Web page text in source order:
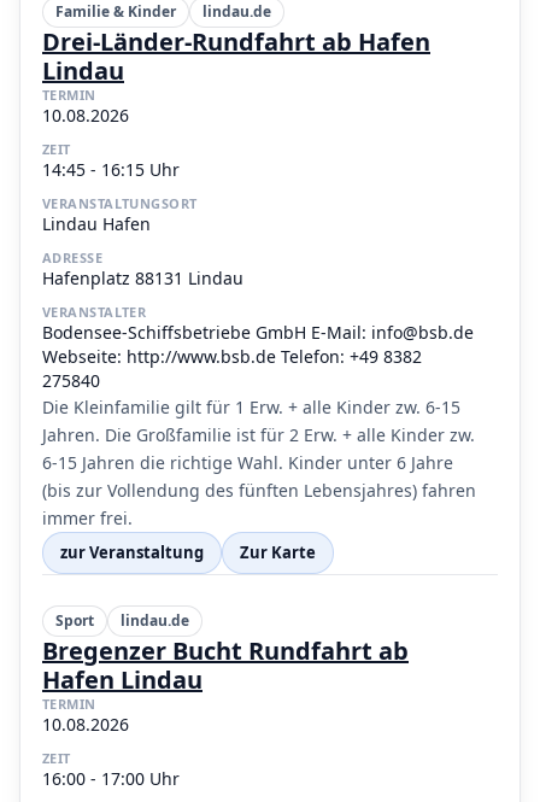
Familie & Kinder lindau.de
Drei-Länder-Rundfahrt ab Hafen
Lindau
TERMIN
10.08.2026
ZEIT
14:45 - 16:15 Uhr
VERANSTALTUNGSORT
Lindau Hafen
ADRESSE
Hafenplatz 88131 Lindau
VERANSTALTER
Bodensee-Schiffsbetriebe GmbH E-Mail: info@bsb.de
Webseite: http://www.bsb.de Telefon: +49 8382
275840
Die Kleinfamilie gilt für 1 Erw. + alle Kinder zw. 6-15
Jahren. Die Großfamilie ist für 2 Erw. + alle Kinder zw.
6-15 Jahren die richtige Wahl. Kinder unter 6 Jahre
(bis zur Vollendung des fünften Lebensjahres) fahren
immer frei.
zur Veranstaltung Zur Karte
Sport lindau.de
Bregenzer Bucht Rundfahrt ab
Hafen Lindau
TERMIN
10.08.2026
ZEIT
16:00 - 17:00 Uhr